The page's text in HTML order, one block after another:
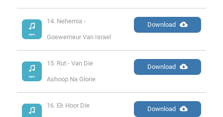
14. Nehemia -
Goewerneur Van Israel
Download
15. Rut - Van Die
Ashoop Na Glorie
Download
16. Ek Hoor Die Download